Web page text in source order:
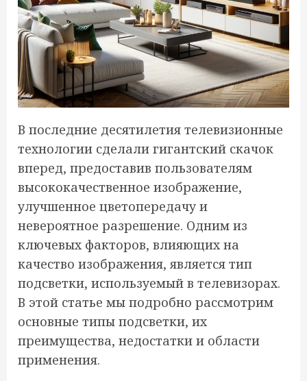
В последние десятилетия телевизионные
технологии сделали гигантский скачок
вперед, предоставив пользователям
высококачественное изображение,
улучшенное цветопередачу и
невероятное разрешение. Одним из
ключевых факторов, влияющих на
качество изображения, является тип
подсветки, используемый в телевизорах.
В этой статье мы подробно рассмотрим
основные типы подсветки, их
преимущества, недостатки и области
применения.